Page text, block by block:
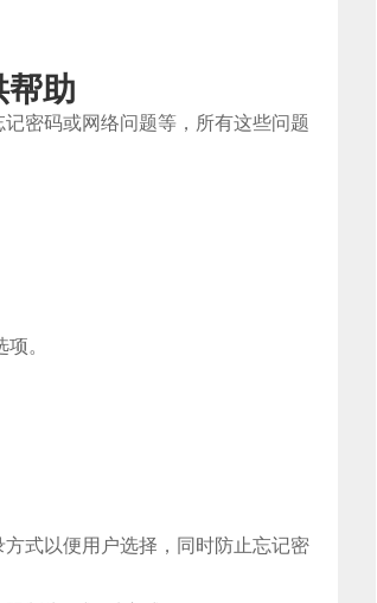
助
密码或网络问题等，所有这些问题
。
式以便用户选择，同时防止忘记密